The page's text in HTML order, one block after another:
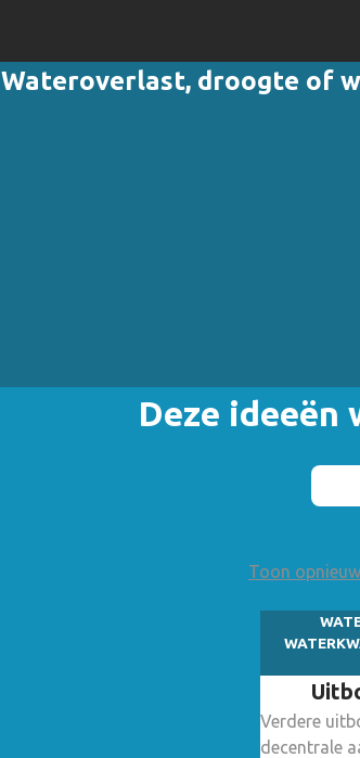
Wateroverlast, droogte of
Deze ideeën
Toon
Verdere
decentrale